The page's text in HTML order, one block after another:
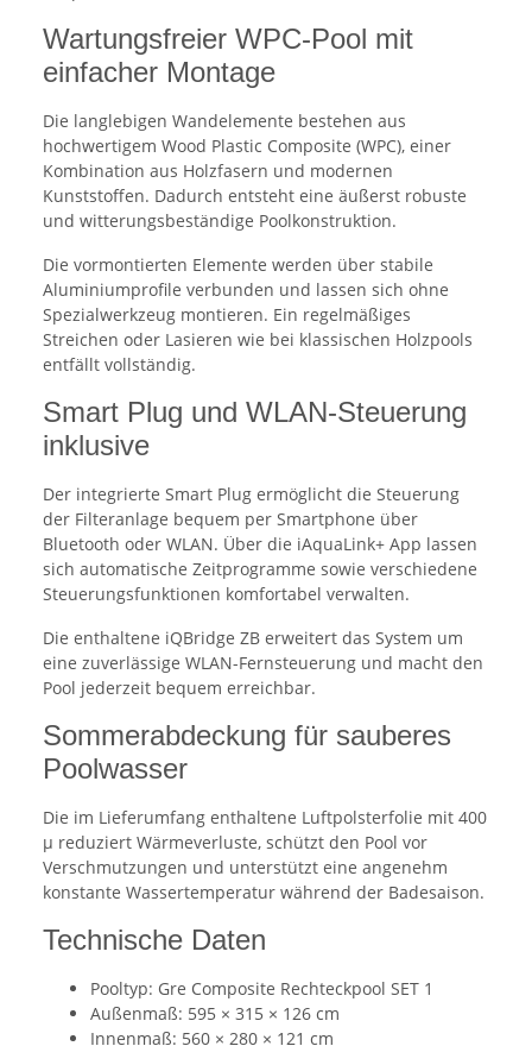
Wartungsfreier WPC-Pool mit
einfacher Montage
Die langlebigen Wandelemente bestehen aus
hochwertigem Wood Plastic Composite (WPC), einer
Kombination aus Holzfasern und modernen
Kunststoffen. Dadurch entsteht eine äußerst robuste
und witterungsbeständige Poolkonstruktion.
Die vormontierten Elemente werden über stabile
Aluminiumprofile verbunden und lassen sich ohne
Spezialwerkzeug montieren. Ein regelmäßiges
Streichen oder Lasieren wie bei klassischen Holzpools
entfällt vollständig.
Smart Plug und WLAN-Steuerung
inklusive
Der integrierte Smart Plug ermöglicht die Steuerung
der Filteranlage bequem per Smartphone über
Bluetooth oder WLAN. Über die iAquaLink+ App lassen
sich automatische Zeitprogramme sowie verschiedene
Steuerungsfunktionen komfortabel verwalten.
Die enthaltene iQBridge ZB erweitert das System um
eine zuverlässige WLAN-Fernsteuerung und macht den
Pool jederzeit bequem erreichbar.
Sommerabdeckung für sauberes
Poolwasser
Die im Lieferumfang enthaltene Luftpolsterfolie mit 400
µ reduziert Wärmeverluste, schützt den Pool vor
Verschmutzungen und unterstützt eine angenehm
konstante Wassertemperatur während der Badesaison.
Technische Daten
Pooltyp: Gre Composite Rechteckpool SET 1
Außenmaß: 595 × 315 × 126 cm
Innenmaß: 560 × 280 × 121 cm